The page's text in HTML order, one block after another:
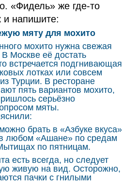
«Фидель» же где‑то
и напишите:
мяту для мохито
мохито нужна свежая
В Москве её достать
встречается подгнивающая
лотках или совсем
Турции. В ресторане
пять вариантов мохито,
серьёзно
мяты.
брать в «Азбуке вкуса»
любом «Ашане» по средам
по пятницам.
есть всегда, но следует
живую на вид. Осторожно,
пачки с гнилыми